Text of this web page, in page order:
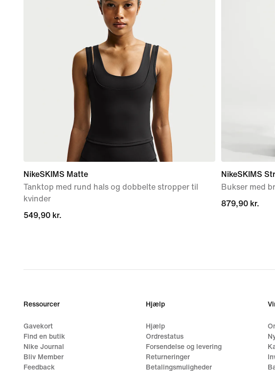
NikeSKIMS Matte
Tanktop med rund hals og dobbelte stropper til
kvinder
549,90 kr.
549,90 kr.
NikeSKIMS
Bukser med
879,90 kr.
879,90 kr.
Ressourcer
Gavekort
Find en butik
Nike Journal
Bliv Member
Feedback
Hjælp
Hjælp
Ordrestatus
Forsendelse og levering
Returneringer
Betalingsmuligheder